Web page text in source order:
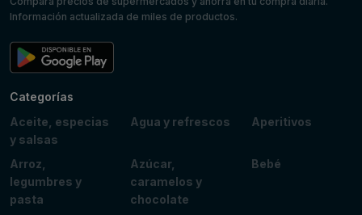
Información actualizada de miles de productos.
Categorías
Aceite, especias
y salsas
Agua y refrescos Aperitivos
Arroz,
legumbres y
pasta
Azúcar,
caramelos y
chocolate
Bebé